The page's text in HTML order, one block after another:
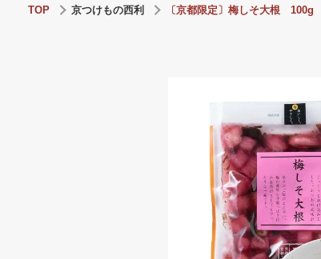
TOP 京つけもの西利 〔京都限定〕梅しそ大根 100g